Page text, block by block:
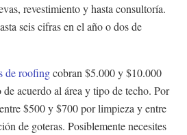
revestimiento y hasta consultoría.
seis cifras en el año o dos de
de roofingcobran $5.000 y $10.000
acuerdo al área y tipo de techo. Por
$500 y $700 por limpieza y entre
de goteras. Posiblemente necesites